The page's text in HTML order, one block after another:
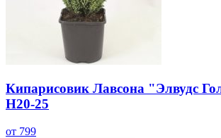
Кипарисовик Лавсона "Элвудс
H20-25
от 799